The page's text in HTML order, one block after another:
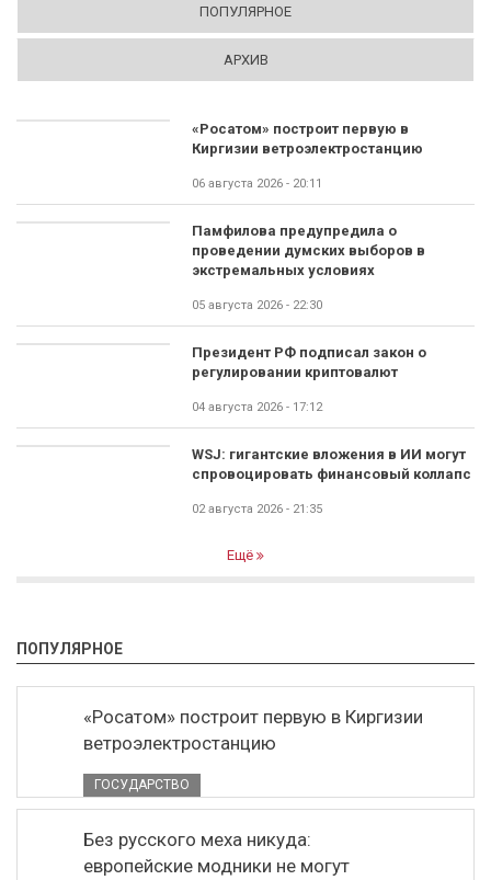
ПОПУЛЯРНОЕ
АРХИВ
«Росатом» построит первую в
Киргизии ветроэлектростанцию
06 августа 2026 - 20:11
Памфилова предупредила о
проведении думских выборов в
экстремальных условиях
05 августа 2026 - 22:30
Президент РФ подписал закон о
регулировании криптовалют
04 августа 2026 - 17:12
WSJ: гигантские вложения в ИИ могут
спровоцировать финансовый коллапс
02 августа 2026 - 21:35
Ещё
ПОПУЛЯРНОЕ
«Росатом» построит первую в Киргизии
ветроэлектростанцию
ГОСУДАРСТВО
Без русского меха никуда:
европейские модники не могут